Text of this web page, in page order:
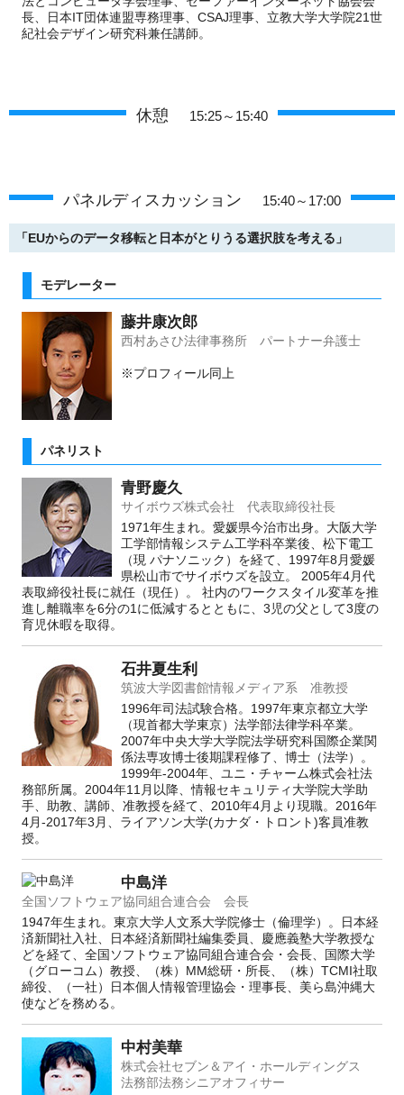
長、日本IT団体連盟専務理事、CSAJ理事、立教大学大学院21世
紀社会デザイン研究科兼任講師。
休憩 15:25～15:40
パネルディスカッション 15:40～17:00
「EUからのデータ移転と日本がとりうる選択肢を考える」
モデレーター
藤井康次郎
西村あさひ法律事務所 パートナー弁護士
※プロフィール同上
パネリスト
青野慶久
サイボウズ株式会社 代表取締役社長
1971年生まれ。愛媛県今治市出身。大阪大学
工学部情報システム工学科卒業後、松下電工
（現 パナソニック）を経て、1997年8月愛媛
県松山市でサイボウズを設立。 2005年4月代
表取締役社長に就任（現任）。 社内のワークスタイル変革を推
進し離職率を6分の1に低減するとともに、3児の父として3度の
育児休暇を取得。
石井夏生利
筑波大学図書館情報メディア系 准教授
1996年司法試験合格。1997年東京都立大学
（現首都大学東京）法学部法律学科卒業。
2007年中央大学大学院法学研究科国際企業関
係法専攻博士後期課程修了、博士（法学）。
1999年-2004年、ユニ・チャーム株式会社法
務部所属。2004年11月以降、情報セキュリティ大学院大学助
手、助教、講師、准教授を経て、2010年4月より現職。2016年
4月-2017年3月、ライアソン大学(カナダ・トロント)客員准教
授。
中島洋
全国ソフトウェア協同組合連合会 会長
1947年生まれ。東京大学人文系大学院修士（倫理学）。日本経
済新聞社入社、日本経済新聞社編集委員、慶應義塾大学教授な
どを経て、全国ソフトウェア協同組合連合会・会長、国際大学
（グローコム）教授、（株）MM総研・所長、（株）TCMI社取
締役、（一社）日本個人情報管理協会・理事長、美ら島沖縄大
使などを務める。
中村美華
株式会社セブン＆アイ・ホールディングス
法務部法務シニアオフィサー